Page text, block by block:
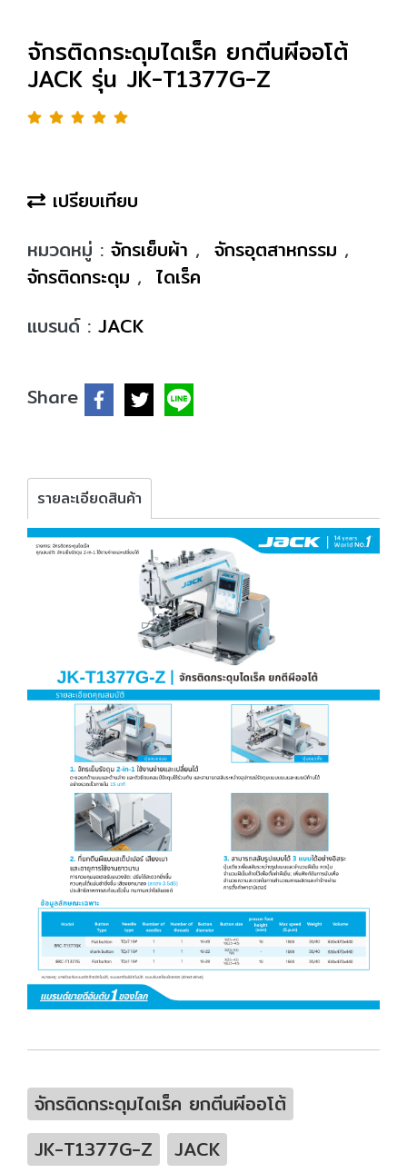
จักรติดกระดุมไดเร็ค ยกตีนผีออโต้
JACK รุ่น JK-T1377G-Z
เปรียบเทียบ
หมวดหมู่ : จักรเย็บผ้า , จักรอุตสาหกรรม ,
จักรติดกระดุม , ไดเร็ค
แบรนด์ : JACK
Share
รายละเอียดสินค้า
จักรติดกระดุมไดเร็ค ยกตีนผีออโต้
JK-T1377G-Z
JACK